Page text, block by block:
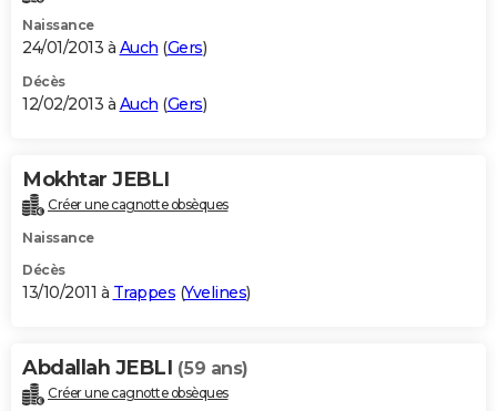
Naissance
24/01/2013 à Auch (Gers)
Décès
12/02/2013 à Auch (Gers)
Mokhtar JEBLI
Créer une cagnotte obsèques
Naissance
Décès
13/10/2011 à Trappes (Yvelines)
Abdallah JEBLI (59 ans)
Créer une cagnotte obsèques